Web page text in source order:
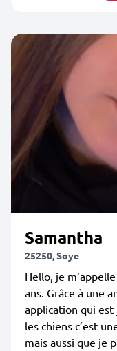
Samantha
25250, Soye
Hello, je
ans. Grâce à une
application qui est
les chiens c’est
mais aussi que je